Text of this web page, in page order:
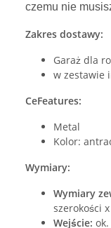
czemu nie
Zakres dostawy:
Garaż dla
w zestawie
CeFeatures:
Metal
Kolor:
Wymiary:
Wymiary
szerokości
Wejście: